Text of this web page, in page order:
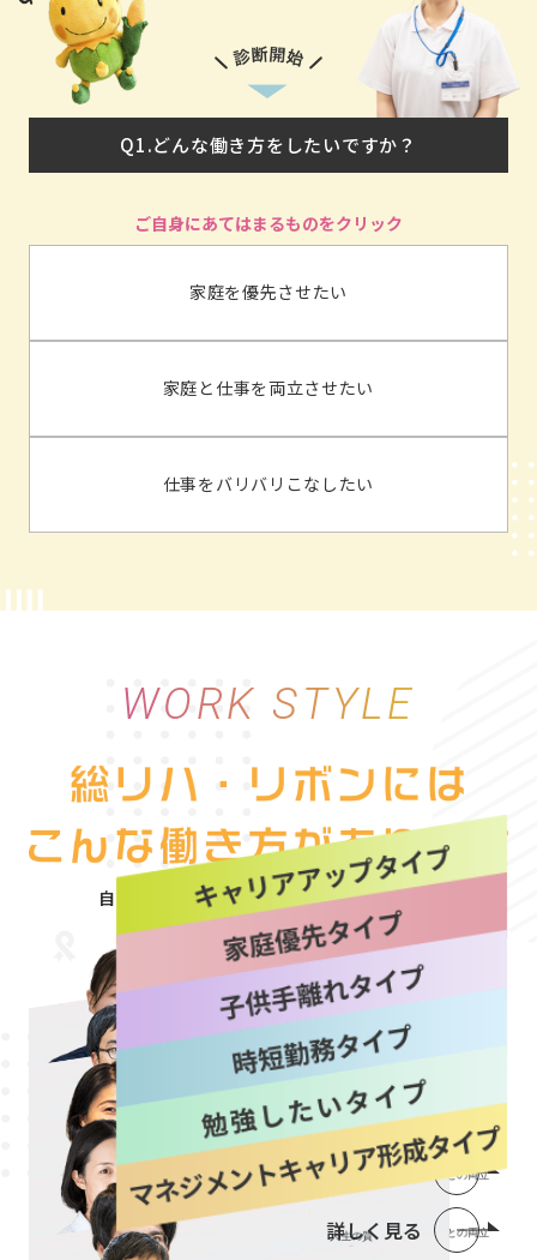
Q1.どんな働き方をしたいですか？
家庭を優先させたい
家庭と仕事を両立させたい
仕事をバリバリこなしたい
WORK STYLE
自分にぴったりな働き方を“選べる自由”
詳しく見る
詳しく見る
詳しく見る
詳しく見る
詳しく見る
詳しく見る